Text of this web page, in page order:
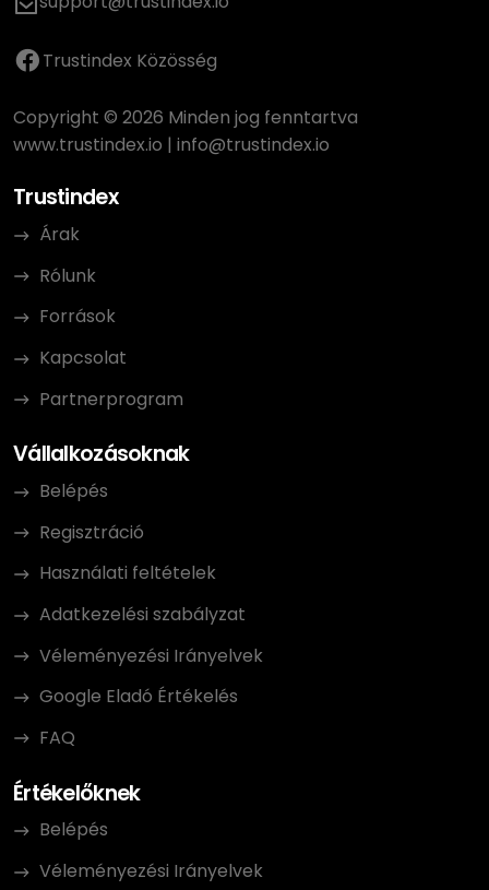
Trustindex Közösség
Copyright © 2026 Minden jog fenntartva
www.trustindex.io | info@trustindex.io
Trustindex
Árak
Rólunk
Források
Kapcsolat
Partnerprogram
Vállalkozásoknak
Belépés
Regisztráció
Használati feltételek
Adatkezelési szabályzat
Véleményezési Irányelvek
Google Eladó Értékelés
FAQ
Értékelőknek
Belépés
Véleményezési Irányelvek